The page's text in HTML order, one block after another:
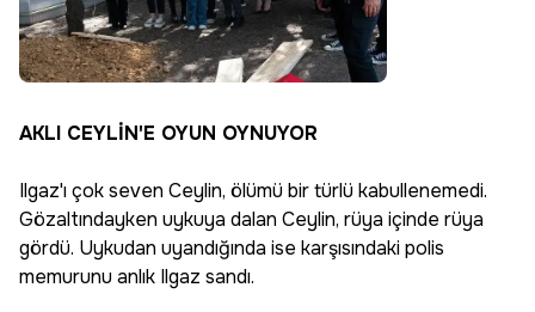
AKLI CEYLİN'E OYUN OYNUYOR
Ilgaz'ı çok seven Ceylin, ölümü bir türlü kabullenemedi.
Gözaltındayken uykuya dalan Ceylin, rüya içinde rüya
gördü. Uykudan uyandığında ise karşısındaki polis
memurunu anlık Ilgaz sandı.